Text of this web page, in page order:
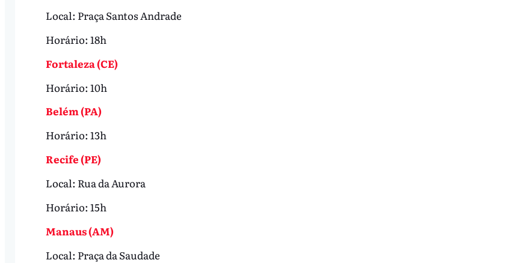
Local: Praça Santos Andrade
Horário: 18h
Fortaleza (CE)
Horário: 10h
Belém (PA)
Horário: 13h
Recife (PE)
Local: Rua da Aurora
Horário: 15h
Manaus (AM)
Local: Praça da Saudade